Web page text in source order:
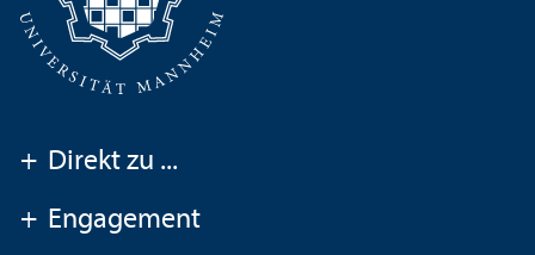
+ Direkt zu ...
+ Engagement